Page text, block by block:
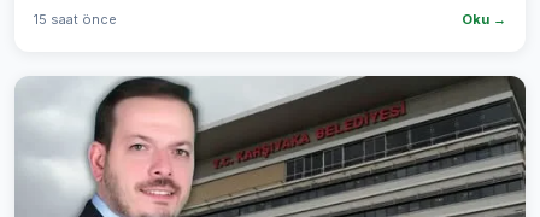
15 saat önce Oku →